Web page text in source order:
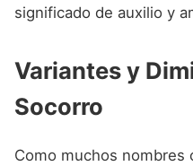
significado de auxilio y
Variantes y
Socorro
Como muchos nombres